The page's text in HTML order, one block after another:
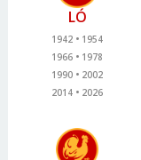
LÓ
1942
1954
1966
1978
1990
2002
2014
2026